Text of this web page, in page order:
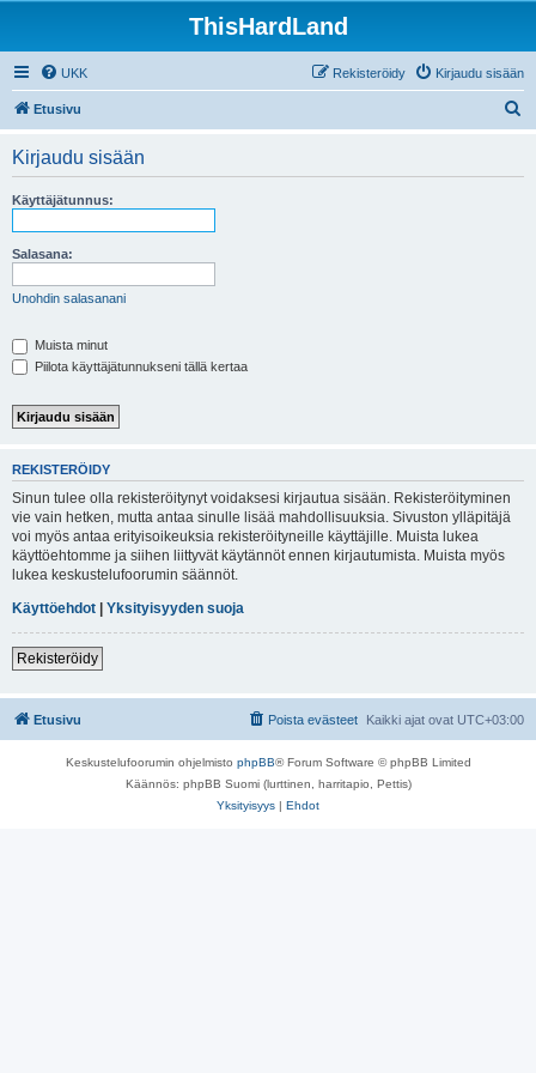
ThisHardLand
UKK Kirjaudu sisään
Rekisteröidy
Etusivu
Kirjaudu sisään
Käyttäjätunnus:
Salasana:
Unohdin salasanani
Muista minut
Piilota käyttäjätunnukseni tällä kertaa
REKISTERÖIDY
Sinun tulee olla rekisteröitynyt voidaksesi kirjautua sisään. Rekisteröityminen
vie vain hetken, mutta antaa sinulle lisää mahdollisuuksia. Sivuston ylläpitäjä
voi myös antaa erityisoikeuksia rekisteröityneille käyttäjille. Muista lukea
käyttöehtomme ja siihen liittyvät käytännöt ennen kirjautumista. Muista myös
lukea keskustelufoorumin säännöt.
Käyttöehdot | Yksityisyyden suoja
Rekisteröidy
Etusivu Kaikki ajat ovat UTC+03:00
Poista evästeet
Keskustelufoorumin ohjelmisto phpBB® Forum Software © phpBB Limited
Käännös: phpBB Suomi (lurttinen, harritapio, Pettis)
Yksityisyys | Ehdot